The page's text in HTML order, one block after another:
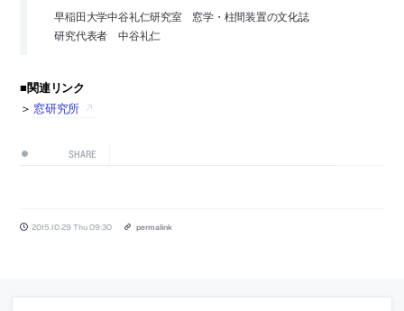
早稲田大学中谷礼仁研究室 窓学・柱間装置の文化誌
研究代表者 中谷礼仁
■関連リンク
＞ 窓研究所
SHARE
2015.10.29 Thu 09:30 permalink